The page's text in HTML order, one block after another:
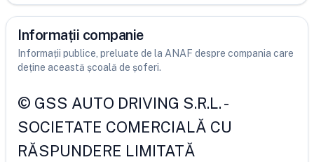
Informații companie
Informații publice, preluate de la ANAF despre compania care
deține această școală de șoferi.
© GSS AUTO DRIVING S.R.L.-
SOCIETATE COMERCIALĂ CU
RĂSPUNDERE LIMITATĂ